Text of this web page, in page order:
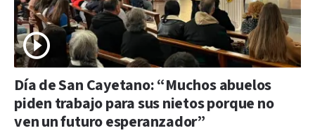
Día de San Cayetano: “Muchos abuelos
piden trabajo para sus nietos porque no
ven un futuro esperanzador”